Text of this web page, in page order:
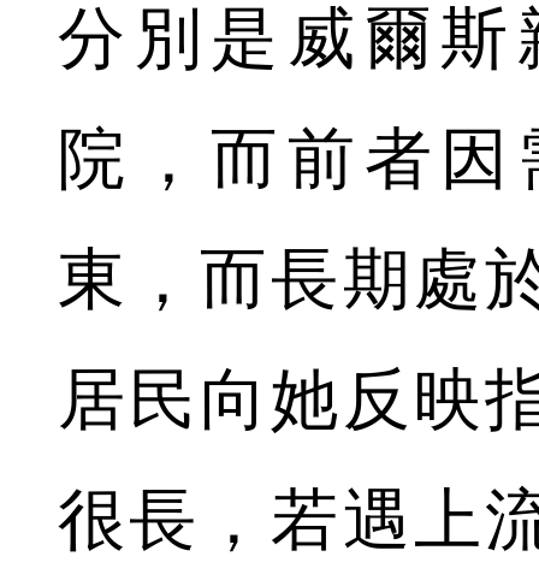
分別是威爾
院，而前者
東，而長期處
居民向她反映
很長，若遇上